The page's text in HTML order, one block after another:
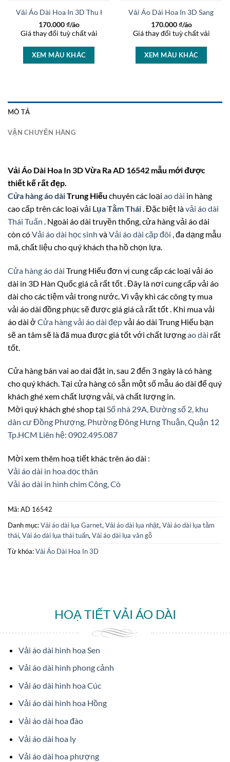
Vải Áo Dài Hoa In 3D Thu Hút AD 46463
170.000₫/áo
Giá thay đổi tuỳ chất vải
XEM MÀU KHÁC
Vải Áo Dài Hoa In 3D Sang
170.000₫/áo
Giá thay đổi tuỳ chất vải
XEM MÀU KHÁC
AD 37236
MÔ TẢ
VẬN CHUYỂN HÀNG
Vải Áo Dài Hoa In 3D Vừa Ra AD 16542 mẫu mới được
thiết kế rất đẹp.
Cửa hàng áo dàiTrung Hiếu chuyên các loại ao dài in hàng
cao cấp trên các loại vải Lụa Tằm Thái . Đặc biệt làvải áo dài
Thái Tuấn . Ngoài áo dài truyền thống, cửa hàng vải áo dài
còn cóVải áo dài học sinh vàVải áo dài cặp đôi , đa dạng mẫu
mã, chất liệu cho quý khách tha hồ chọn lựa.
Cửa hàng áo dài Trung Hiếu đơn vị cung cấp các loại vải áo
dài in 3D Hàn Quốc giá cả rất tốt . Đây là nơi cung cấp vải áo
dài cho các tiệm vải trong nước. Vì vậy khi các công ty mua
vải áo dài đồng phục sẽ được giá giá cả rất tốt . Khi mua vải
áo dài ở Cửa hàng vải áo dài đẹpvải áo dài Trung Hiếu bạn
sẽ an tâm sẽ là đã mua được giá tốt với chất lượngao dài rất
tốt.
Cửa hàng bán vai ao dai đặt in, sau 2 đến 3 ngày là có hàng
cho quý khách. Tại cửa hàng có sẵn một số mẫu áo dài để quý
khách ghé xem chất lượng vải, và chất lượng in.
Mời quý khách ghé shop tại Số nhà 29A, Đường số 2, khu
dân cư Đồng Phượng, Phường Đông Hưng Thuận, Quận 12
Tp.HCM Liên hệ: 0902.495.087
Mời xem thêm hoạ tiết khác trên áo dài :
Vải áo dài in hoa dọc thân
Vải áo dài in hình chim Công, Cò
Mã:AD 16542
Danh mục:Vải áo dài lụa Garnet, Vải áo dài lụa nhật, Vải áo dài lụa tằm
thái, Vải áo dài lụa thái tuấn, Vải áo dài lụa vân gỗ
Từ khóa:Vải Áo Dài Hoa In 3D
HOẠ TIẾT VẢI ÁO DÀI
Vải áo dài hình hoa Sen
Vải áo dài hình phong cảnh
Vải áo dài hình hoa Cúc
Vải áo dài hình hoa Hồng
Vải áo dài hoa đào
Vải áo dài hoa ly
Vải áo dài hoa phượng